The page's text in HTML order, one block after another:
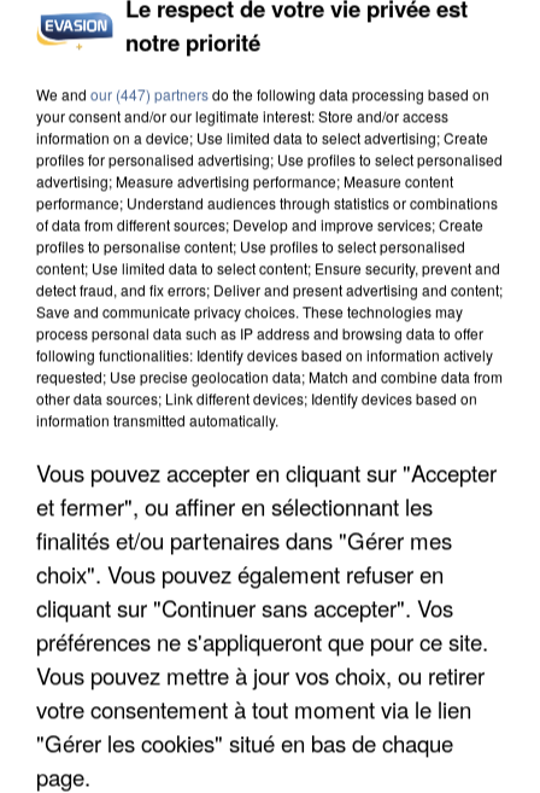
COULÉE DE BOUE EN HAUTE-SAVOIE
LES DONNÉES DE 300 000 CLIENTS DÉROBÉES À
INTERMARCHÉ APRÈS UNE...
Le respect de votre vie privée est
notre priorité
We and our (447) partnersdo the following data processing based on
your consent and/or our legitimate interest: Store and/or access
information on a device; Use limited data to select advertising; Create
profiles for personalised advertising; Use profiles to select personalised
advertising; Measure advertising performance; Measure content
performance; Understand audiences through statistics or combinations
of data from different sources; Develop and improve services; Create
profiles to personalise content; Use profiles to select personalised
content; Use limited data to select content; Ensure security, prevent and
detect fraud, and fix errors; Deliver and present advertising and content;
Save and communicate privacy choices. These technologies may
process personal data such as IP address and browsing data to offer
following functionalities: Identify devices based on information actively
requested; Use precise geolocation data; Match and combine data from
other data sources; Link different devices; Identify devices based on
information transmitted automatically.
Vous pouvez accepter en cliquant sur "Accepter
et fermer", ou affiner en sélectionnant les
finalités et/ou partenaires dans "Gérer mes
choix". Vous pouvez également refuser en
cliquant sur "Continuer sans accepter". Vos
préférences ne s'appliqueront que pour ce site.
Vous pouvez mettre à jour vos choix, ou retirer
votre consentement à tout moment via le lien
"Gérer les cookies" situé en bas de chaque
page.